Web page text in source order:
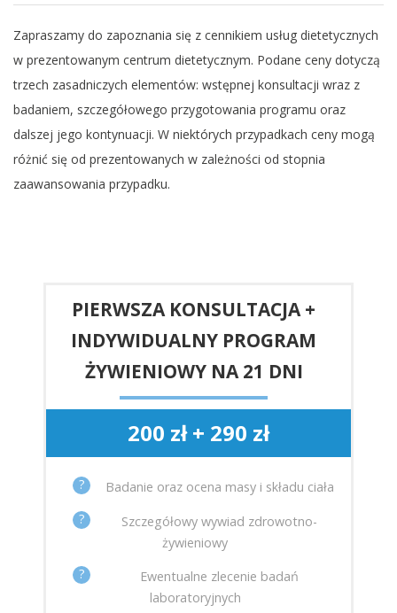
Zapraszamy do zapoznania się z cennikiem usług dietetycznych
w prezentowanym centrum dietetycznym. Podane ceny dotyczą
trzech zasadniczych elementów: wstępnej konsultacji wraz z
badaniem, szczegółowego przygotowania programu oraz
dalszej jego kontynuacji. W niektórych przypadkach ceny mogą
różnić się od prezentowanych w zależności od stopnia
zaawansowania przypadku.
PIERWSZA KONSULTACJA +
INDYWIDUALNY PROGRAM
ŻYWIENIOWY NA 21 DNI
200 zł + 290 zł
?
Badanie oraz ocena masy i składu ciała
?
Szczegółowy wywiad zdrowotno-
żywieniowy
?
Ewentualne zlecenie badań
laboratoryjnych